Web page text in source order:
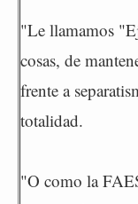
"Le llamamos
cosas, de
frente a
totalidad.
"O como la